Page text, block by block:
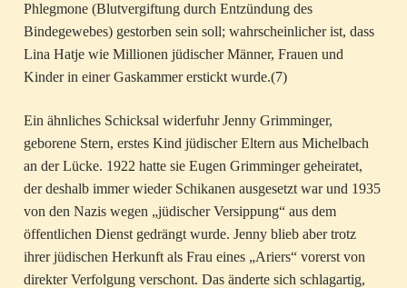
Phlegmone (Blutvergiftung durch Entzündung des
Bindegewebes) gestorben sein soll; wahrscheinlicher ist, dass
Lina Hatje wie Millionen jüdischer Männer, Frauen und
Kinder in einer Gaskammer erstickt wurde.(7)
Ein ähnliches Schicksal widerfuhr Jenny Grimminger,
geborene Stern, erstes Kind jüdischer Eltern aus Michelbach
an der Lücke. 1922 hatte sie Eugen Grimminger geheiratet,
der deshalb immer wieder Schikanen ausgesetzt war und 1935
von den Nazis wegen „jüdischer Versippung“ aus dem
öffentlichen Dienst gedrängt wurde. Jenny blieb aber trotz
ihrer jüdischen Herkunft als Frau eines „Ariers“ vorerst von
direkter Verfolgung verschont. Das änderte sich schlagartig,